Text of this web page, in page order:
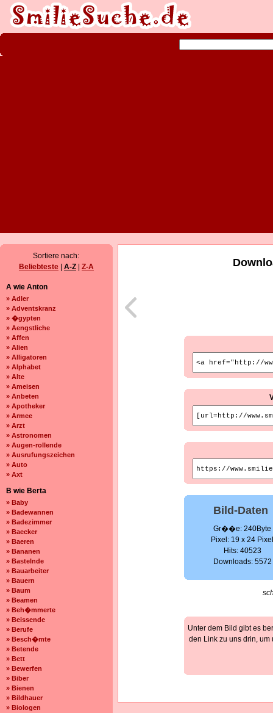
Sortiere nach:
Beliebteste
A-Z Z-A
A wie Anton
» Adler
» Adventskranz
» �gypten
» Aengstliche
» Affen
» Alien
» Alligatoren
» Alphabet
» Alte
» Ameisen
» Anbeten
» Apotheker
» Armee
» Arzt
» Astronomen
» Augen-rollende
» Ausrufungszeichen
» Auto
» Axt
B wie Berta
» Baby
» Badewannen
» Badezimmer
» Baecker
» Baeren
» Bananen
» Bastelnde
» Bauarbeiter
» Bauern
» Baum
» Beamen
» Beh�mmerte
» Beissende
» Berufe
» Besch�mte
» Betende
» Bett
» Bewerfen
» Biber
» Bienen
» Bildhauer
» Biologen
Bild-Daten
Gr��e: 240Byte
Pixel: 19 x 24
Hits: 40523
Downloads: 5572
Unter dem Bild gibt es
den Link zu uns drin,